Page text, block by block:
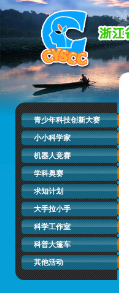
青少年科技创新大赛
小小科学家
机器人竞赛
学科奥赛
求知计划
大手拉小手
科学工作室
科普大篷车
其他活动